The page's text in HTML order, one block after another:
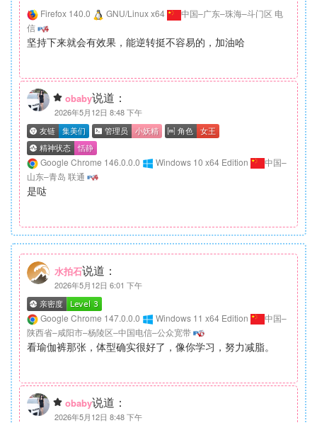
Firefox 140.0 GNU/Linux x64
中国–广东–珠海–斗门区 电
信
坚持下来就会有效果，能逆转挺不容易的，加油哈
obaby说道：
2026年5月12日 8:48 下午
Google Chrome 146.0.0.0 Windows 10 x64 Edition
中国–
山东–青岛 联通
是哒
水拍石说道：
2026年5月12日 6:01 下午
Google Chrome 147.0.0.0 Windows 11 x64 Edition
中国–
陕西省–咸阳市–杨陵区–中国电信–公众宽带
看瑜伽裤那张，体型确实很好了，像你学习，努力减脂。
obaby说道：
2026年5月12日 8:48 下午